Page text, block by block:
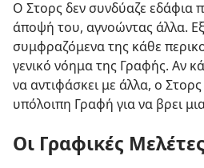
Ο Στορς δεν συνδύαζε εδάφια
άποψή του, αγνοώντας άλλα.
συμφραζόμενα της κάθε
γενικό νόημα της Γραφής. Αν
να αντιφάσκει με άλλα, ο
υπόλοιπη Γραφή για να βρει
Οι Γραφικές